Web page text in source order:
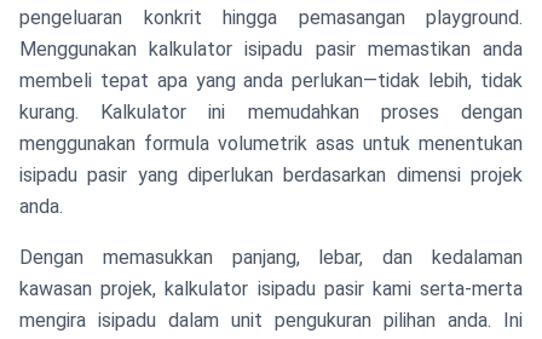
pengeluaran konkrit hingga pemasangan playground.
Menggunakan kalkulator isipadu pasir memastikan anda
membeli tepat apa yang anda perlukan—tidak lebih, tidak
kurang. Kalkulator ini memudahkan proses dengan
menggunakan formula volumetrik asas untuk menentukan
isipadu pasir yang diperlukan berdasarkan dimensi projek
anda.
Dengan memasukkan panjang, lebar, dan kedalaman
kawasan projek, kalkulator isipadu pasir kami serta-merta
mengira isipadu dalam unit pengukuran pilihan anda. Ini